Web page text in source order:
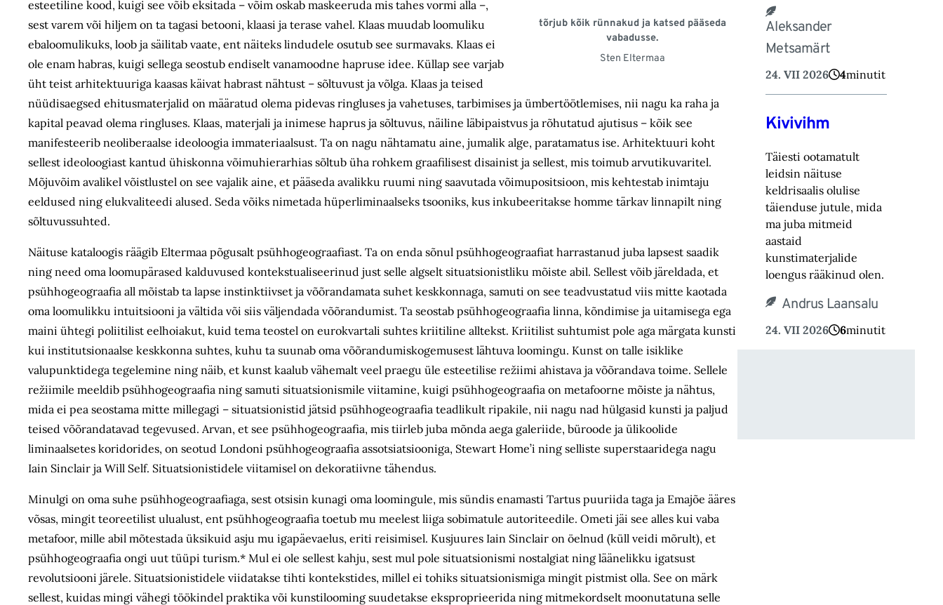
tõrjub kõik rünnakud ja katsed pääseda
vabadusse.
Sten Eltermaa
esteetiline kood, kuigi see võib eksitada – võim oskab maskeeruda mis tahes vormi alla –,
sest varem või hiljem on ta tagasi betooni, klaasi ja terase vahel. Klaas muudab loomuliku
ebaloomulikuks, loob ja säilitab vaate, ent näiteks lindudele osutub see surmavaks. Klaas ei
ole enam habras, kuigi sellega seostub endiselt vanamoodne hapruse idee. Küllap see varjab
üht teist arhitektuuriga kaasas käivat habrast nähtust – sõltuvust ja võlga. Klaas ja teised
nüüdisaegsed ehitusmaterjalid on määratud olema pidevas ringluses ja vahetuses, tarbimises ja ümbertöötlemises, nii nagu ka raha ja
kapital peavad olema ringluses. Klaas, materjali ja inimese haprus ja sõltuvus, näiline läbipaistvus ja rõhutatud ajutisus – kõik see
manifesteerib neoliberaalse ideoloogia immateriaalsust. Ta on nagu nähtamatu aine, jumalik alge, paratamatus ise. Arhitektuuri koht
sellest ideoloogiast kantud ühiskonna võimuhierarhias sõltub üha rohkem graafilisest disainist ja sellest, mis toimub arvutikuvaritel.
Mõjuvõim avalikel võistlustel on see vajalik aine, et pääseda avalikku ruumi ning saavutada võimupositsioon, mis kehtestab inimtaju
eeldused ning elukvaliteedi alused. Seda võiks nimetada hüperliminaalseks tsooniks, kus inkubeeritakse homme tärkav linnapilt ning
sõltuvussuhted.
Näituse kataloogis räägib Eltermaa põgusalt psühhogeograafiast. Ta on enda sõnul psühhogeograafiat harrastanud juba lapsest saadik
ning need oma loomupärased kalduvused kontekstualiseerinud just selle algselt situatsionistliku mõiste abil. Sellest võib järeldada, et
psühhogeograafia all mõistab ta lapse instinktiivset ja võõrandamata suhet keskkonnaga, samuti on see teadvustatud viis mitte kaotada
oma loomulikku intuitsiooni ja vältida või siis väljendada võõrandumist. Ta seostab psühhogeograafia linna, kõndimise ja uitamisega ega
maini ühtegi poliitilist eelhoiakut, kuid tema teostel on eurokvartali suhtes kriitiline alltekst. Kriitilist suhtumist pole aga märgata kunsti
kui institutsionaalse keskkonna suhtes, kuhu ta suunab oma võõrandumiskogemusest lähtuva loomingu. Kunst on talle isiklike
valupunktidega tegelemine ning näib, et kunst kaalub vähemalt veel praegu üle esteetilise režiimi ahistava ja võõrandava toime. Sellele
režiimile meeldib psühhogeograafia ning samuti situatsionismile viitamine, kuigi psühhogeograafia on metafoorne mõiste ja nähtus,
mida ei pea seostama mitte millegagi – situatsionistid jätsid psühhogeograafia teadlikult ripakile, nii nagu nad hülgasid kunsti ja paljud
teised võõrandatavad tegevused. Arvan, et see psühhogeograafia, mis tiirleb juba mõnda aega galeriide, büroode ja ülikoolide
liminaalsetes koridorides, on seotud Londoni psühhogeograafia assotsiatsiooniga, Stewart Home’i ning selliste superstaaridega nagu
Iain Sinclair ja Will Self. Situatsionistidele viitamisel on dekoratiivne tähendus.
Minulgi on oma suhe psühhogeograafiaga, sest otsisin kunagi oma loomingule, mis sündis enamasti Tartus puuriida taga ja Emajõe ääres
võsas, mingit teoreetilist ulualust, ent psühhogeograafia toetub mu meelest liiga sobimatule autoriteedile. Ometi jäi see alles kui vaba
metafoor, mille abil mõtestada üksikuid asju mu igapäevaelus, eriti reisimisel. Kusjuures Iain Sinclair on öelnud (küll veidi mõrult), et
psühhogeograafia ongi uut tüüpi turism.* Mul ei ole sellest kahju, sest mul pole situatsionismi nostalgiat ning läänelikku igatsust
revolutsiooni järele. Situatsionistidele viidatakse tihti kontekstides, millel ei tohiks situatsionismiga mingit pistmist olla. See on märk
sellest, kuidas mingi vähegi töökindel praktika või kunstilooming suudetakse eksproprieerida ning mitmekordselt moonutatuna selle
Aleksander
Metsamärt
24. VII 2026 4minutit
Kivivihm
Täiesti ootamatult
leidsin näituse
keldrisaalis olulise
täienduse jutule, mida
ma juba mitmeid
aastaid
kunstimaterjalide
loengus rääkinud olen.
Andrus Laansalu
24. VII 2026 6minutit